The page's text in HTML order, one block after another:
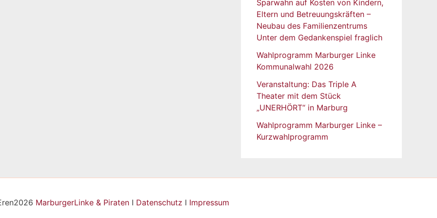
Sparwahn auf Kosten von Kindern,
Eltern und Betreuungskräften –
Neubau des Familienzentrums
Unter dem Gedankenspiel fraglich
Wahlprogramm Marburger Linke
Kommunalwahl 2026
Veranstaltung: Das Triple A
Theater mit dem Stück
„UNERHÖRT“ in Marburg
Wahlprogramm Marburger Linke –
Kurzwahlprogramm
MarburgerLinke & PiratenI Datenschutz I Impressum